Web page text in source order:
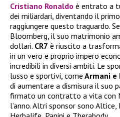
Cristiano Ronaldo è entrato a
dei miliardari, diventando il
raggiungere questo traguardo.
Bloomberg, il suo matrimonio
dollari. CR7 è riuscito a
in un vero e proprio impero
incredibili in diversi ambiti. Le
lusso e sportivi, come Armani e
di aumentare a dismisura il suo
firmato un contratto a vita con
l’anno. Altri sponsor sono Altice,